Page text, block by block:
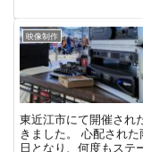
映像制作
東近江市にて開催され
きました。 心配され
日となり、何度もステ